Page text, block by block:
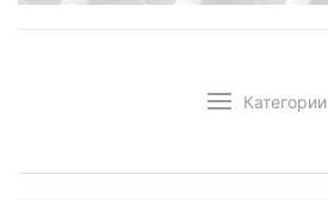
Категории